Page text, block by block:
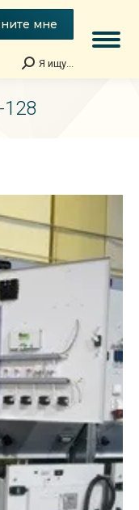
мне
Поиск:
Я ищу...